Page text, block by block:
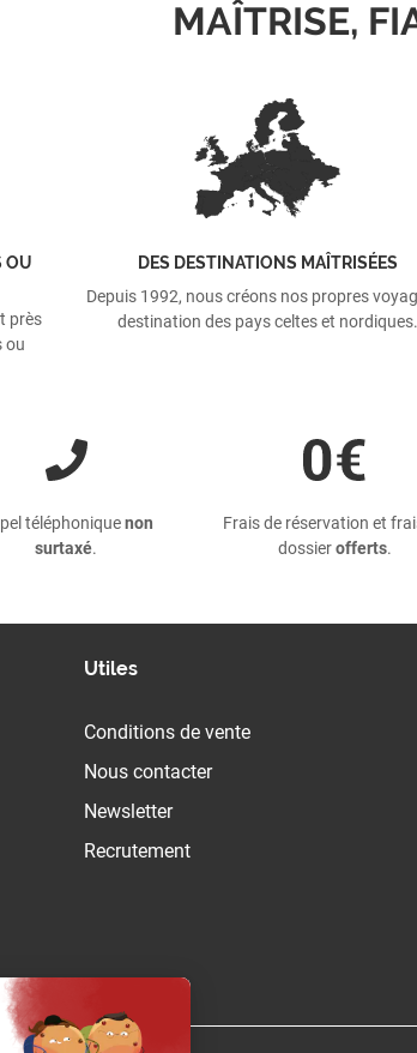
MAÎTRISE,
OU
près
ou
DES DESTINATIONS MAÎTRISÉES
Depuis 1992, nous créons nos propres
destination des pays celtes et nordiques.
téléphoniquenon
surtaxé.
Frais de réservation et
dossierofferts.
Utiles
Conditions de vente
Nous contacter
Newsletter
Recrutement